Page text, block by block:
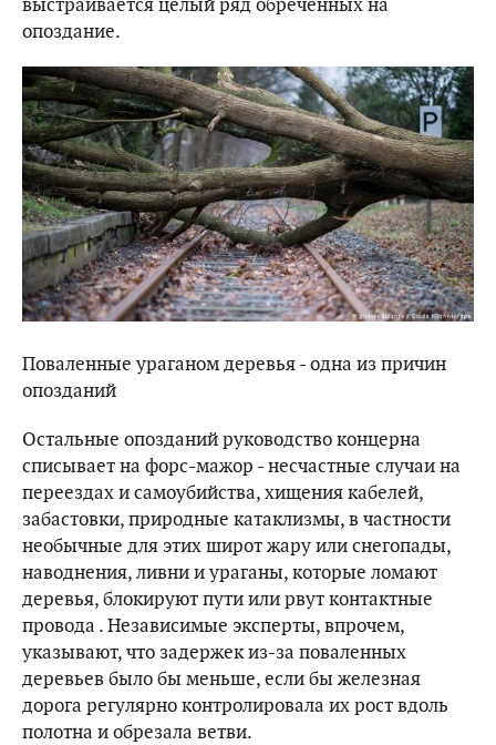
опоздание.
Поваленные ураганом деревья - одна из причин
опозданий
Остальные опозданий руководство концерна
списывает на форс-мажор - несчастные случаи на
переездах и самоубийства, хищения кабелей,
забастовки, природные катаклизмы, в частности
необычные для этих широт жару или снегопады,
наводнения, ливни и ураганы, которые ломают
деревья, блокируют пути или рвут контактные
провода . Независимые эксперты, впрочем,
указывают, что задержек из-за поваленных
деревьев было бы меньше, если бы железная
дорога регулярно контролировала их рост вдоль
полотна и обрезала ветви.